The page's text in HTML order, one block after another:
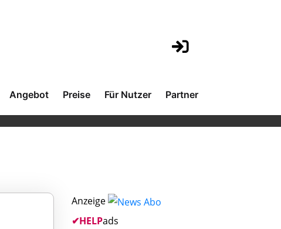
Angebot Preise Für Nutzer Partner
Anzeige
✔HELPads